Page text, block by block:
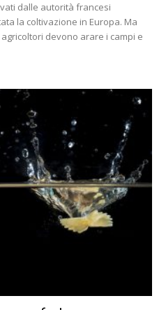
dalle autorità francesi
la coltivazione in Europa. Ma
devono arare i campi e